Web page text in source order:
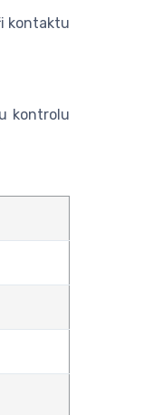
kontaktu
kontrolu